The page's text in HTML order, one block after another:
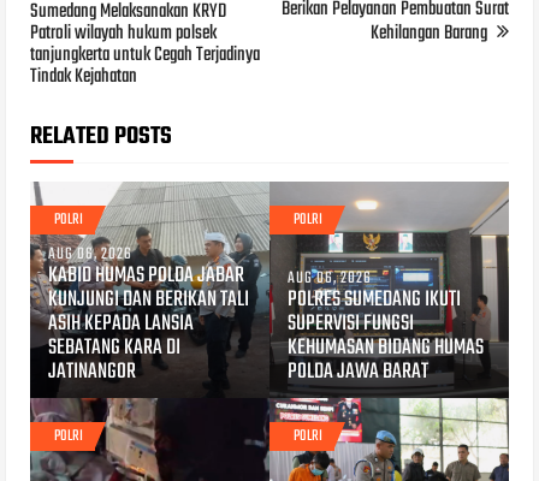
Sumedang Melaksanakan KRYD
Patroli wilayah hukum polsek
tanjungkerta untuk Cegah Terjadinya
Tindak Kejahatan
Berikan Pelayanan Pembuatan Surat
Kehilangan Barang
RELATED POSTS
POLRI
AUG 06, 2026
KABID HUMAS POLDA JABAR
KUNJUNGI DAN BERIKAN TALI
ASIH KEPADA LANSIA
SEBATANG KARA DI
JATINANGOR
POLRI
AUG 06, 2026
POLRES SUMEDANG IKUTI
SUPERVISI FUNGSI
KEHUMASAN BIDANG HUMAS
POLDA JAWA BARAT
POLRI POLRI